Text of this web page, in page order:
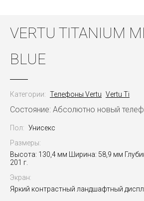
VERTU TITANIUM
BLUE
Категории: Телефоны Vertu Vertu Ti
Состояние: Абсолютно новый
Пол: Унисекс
Размеры:
Высота: 130,4 мм Ширина: 58,9 мм
201 г.
Экран:
Яркий контрастный ландшафтный